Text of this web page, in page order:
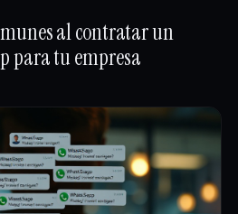
al contratar un
para tu empresa